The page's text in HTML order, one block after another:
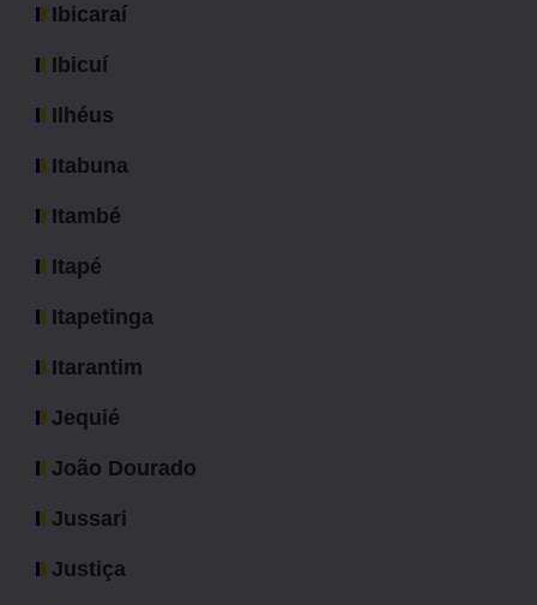
Ibicaraí
Ibicuí
Ilhéus
Itabuna
Itambé
Itapé
Itapetinga
Itarantim
Jequié
João Dourado
Jussari
Justiça